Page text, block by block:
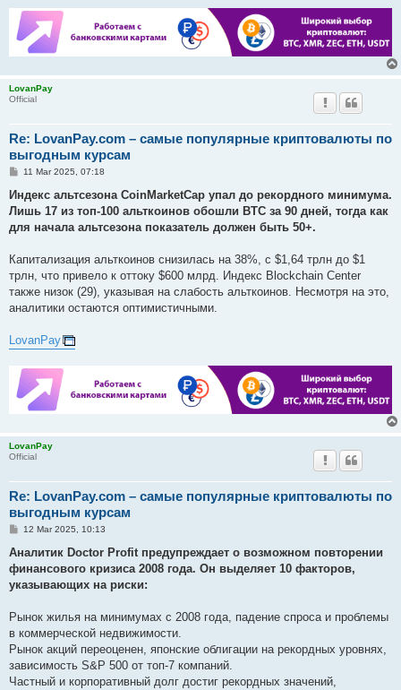
LovanPay
Official
Re: LovanPay.com – самые популярные криптовалюты по
выгодным курсам
P
s
11 Mar 2025, 07:18
Индекс альтсезона CoinMarketCap упал до рекордного минимума.
Лишь 17 из топ-100 альткоинов обошли BTC за 90 дней, тогда как
для начала альтсезона показатель должен быть 50+.
Капитализация альткоинов снизилась на 38%, с $1,64 трлн до $1
трлн, что привело к оттоку $600 млрд. Индекс Blockchain Center
также низок (29), указывая на слабость альткоинов. Несмотря на это,
аналитики остаются оптимистичными.
LovanPay
LovanPay
Official
Re: LovanPay.com – самые популярные криптовалюты по
выгодным курсам
P
s
12 Mar 2025, 10:13
Аналитик Doctor Profit предупреждает о возможном повторении
финансового кризиса 2008 года. Он выделяет 10 факторов,
указывающих на риски:
Рынок жилья на минимумах с 2008 года, падение спроса и проблемы
в коммерческой недвижимости.
Рынок акций переоценен, японские облигации на рекордных уровнях,
зависимость S&P 500 от топ-7 компаний.
Частный и корпоративный долг достиг рекордных значений,